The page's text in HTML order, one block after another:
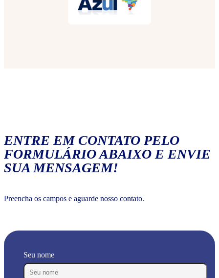
ENTRE EM CONTATO PELO
FORMULÁRIO ABAIXO E ENVIE
SUA MENSAGEM!
Preencha os campos e aguarde nosso contato.
Seu nome